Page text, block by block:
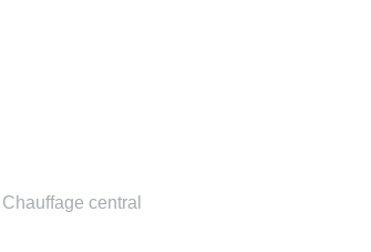
central